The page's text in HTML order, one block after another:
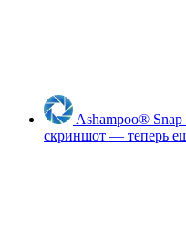
Ashampoo®
скриншот — теперь